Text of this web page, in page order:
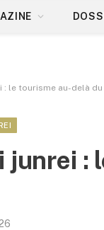
: le tourisme au-delà
junrei :